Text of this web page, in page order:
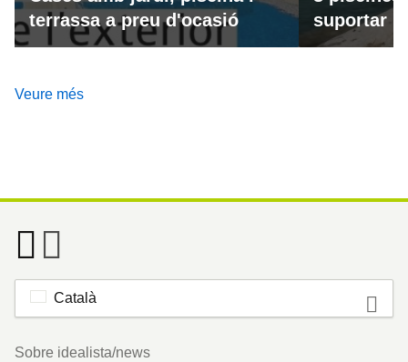
terrassa a preu d'ocasió
suportar
Veure més
Català
Footer
Sobre idealista/news